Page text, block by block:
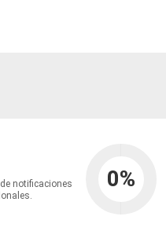
notificaciones
0%